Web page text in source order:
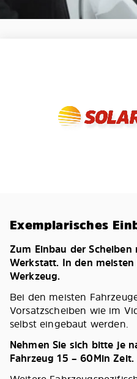
Exemplarisches
Zum Einbau der
Werkstatt. In den meisten
Werkzeug.
Bei den meisten
Vorsatzscheiben wie im
selbst eingebaut werden.
Nehmen Sie sich bitte je
Fahrzeug 15 – 60Min Zeit.